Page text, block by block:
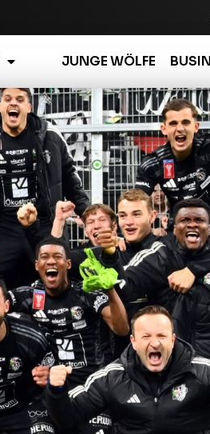
JUNGE WÖLFE